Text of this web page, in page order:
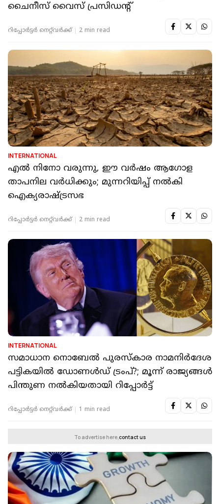
ചൈനീസ് വൈസ് പ്രസിഡൻ്റ്
റിപ്പോർട്ടർ നെറ്റ്‌വര്‍ക്ക്‌ 2 min read
INTERNATIONAL
എൽ നിനോ വരുന്നു, ഈ വർഷം ആ​ഗോള
താപനില വർധിക്കും; മുന്നറിയിപ്പ് നൽകി
ഐക്യരാഷ്ട്രസഭ
റിപ്പോർട്ടർ നെറ്റ്‌വര്‍ക്ക്‌ 2 min read
INTERNATIONAL
സമാധാന നൊബേൽ പുരസ്‌കാര നാമനിർദേശ
പട്ടികയിൽ ഡോണൾഡ് ട്രംപ്?; മൂന്ന് രാജ്യങ്ങൾ
പിന്തുണ നൽകിയതായി റിപ്പോർട്ട്
റിപ്പോർട്ടർ നെറ്റ്‌വര്‍ക്ക്‌ 1 min read
To advertise here,contact us